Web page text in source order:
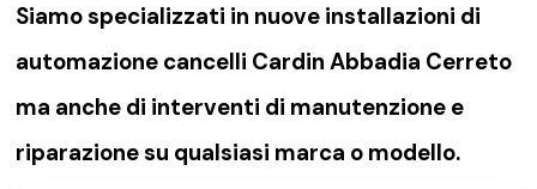
Siamo specializzati in nuove installazioni di
automazione cancelli Cardin Abbadia Cerreto
ma anche di interventi di manutenzione e
riparazione su qualsiasi marca o modello.